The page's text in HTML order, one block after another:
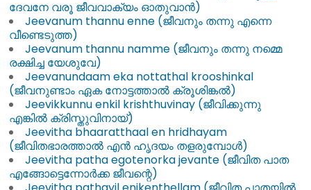
ദേവനേ വരൂ ജീവവാക്യം ഓതുവാൻ)
Jeevanum thannu enne (ജീവനും തന്നു എന്നെ
വീണ്ടെടുത്ത)
Jeevanum thannu namme (ജീവനും തന്നു നമ്മെ
രക്ഷിച്ച യേശുവേ)
Jeevanundaam eka nottathal krooshinkal
(ജീവനുണ്ടാം ഏക നോട്ടത്താൽ ക്രൂശിങ്കൽ)
Jeevikkunnu enkil krishthuvinay (ജീവിക്കുന്നു
എങ്കിൽ ക്രിസ്തുവിനായ്)
Jeevitha bhaaratthaal en hridhayam
(ജീവിതഭാരത്താൽ എൻ ഹൃദയം തളരുമ്പോൾ)
Jeevitha patha egotenorka jevante (ജീവിത പാത
എങ്ങോട്ടെന്നോർക്ക ജീവന്റെ)